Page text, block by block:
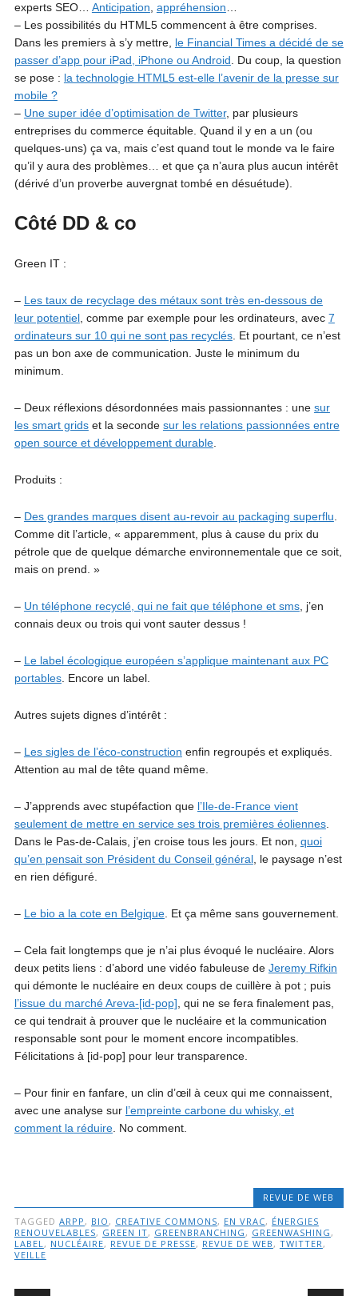
experts SEO… Anticipation appréhension
– Les possibilités du HTML5 commencent à être comprises.
Dans les premiers à s’y mettre, le Financial Times a décidé de se
passer d’app pour iPad, iPhone ou Android . Du coup, la question
se pose : la technologie HTML5 est-elle l’avenir de la presse sur
mobile ?
– Une super idée d’optimisation de Twitter, par plusieurs
entreprises du commerce équitable. Quand il y en a un (ou
quelques-uns) ça va, mais c’est quand tout le monde va le faire
qu’il y aura des problèmes… et que ça n’aura plus aucun intérêt
(dérivé d’un proverbe auvergnat tombé en désuétude).
Côté DD & co
Green IT :
– Les taux de recyclage des métaux sont très en-dessous de
leur potentiel, comme par exemple pour les ordinateurs, avec 7
ordinateurs sur 10 qui ne sont pas recyclés. Et pourtant, ce n’est
pas un bon axe de communication. Juste le minimum du
minimum.
– Deux réflexions désordonnées mais passionnantes : une sur
les smart gridset la seconde sur les relations passionnées entre
open source et développement durable.
Produits :
– Des grandes marques disent au-revoir au packaging superflu
Comme dit l’article, « apparemment, plus à cause du prix du
pétrole que de quelque démarche environnementale que ce soit,
mais on prend. »
– Un téléphone recyclé, qui ne fait que téléphone et sms, j’en
connais deux ou trois qui vont sauter dessus !
– Le label écologique européen s’applique maintenant aux PC
portables. Encore un label.
Autres sujets dignes d’intérêt :
– Les sigles de l’éco-construction enfin regroupés et expliqués.
Attention au mal de tête quand même.
– J’apprends avec stupéfaction que l’Ile-de-France vient
seulement de mettre en service ses trois premières éoliennes.
Dans le Pas-de-Calais, j’en croise tous les jours. Et non, quoi
qu’en pensait son Président du Conseil général, le paysage n’est
en rien défiguré.
– Le bio a la cote en Belgique. Et ça même sans gouvernement.
– Cela fait longtemps que je n’ai plus évoqué le nucléaire. Alors
deux petits liens : d’abord une vidéo fabuleuse de Jeremy Rifkin
qui démonte le nucléaire en deux coups de cuillère à pot ; puis
l’issue du marché Areva-[id-pop] , qui ne se fera finalement pas,
ce qui tendrait à prouver que le nucléaire et la communication
responsable sont pour le moment encore incompatibles.
Félicitations à [id-pop] pour leur transparence.
– Pour finir en fanfare, un clin d’œil à ceux qui me connaissent,
avec une analyse sur l’empreinte carbone du whisky, et
comment la réduire. No comment.
REVUE DE WEB
TAGGED ARPP , BIO , CREATIVE COMMONS, EN VRAC, ÉNERGIES
RENOUVELABLES, GREEN IT, GREENBRANCHING , GREENWASHING ,
LABEL, NUCLÉAIRE, REVUE DE PRESSE, REVUE DE WEB , TWITTER,
VEILLE